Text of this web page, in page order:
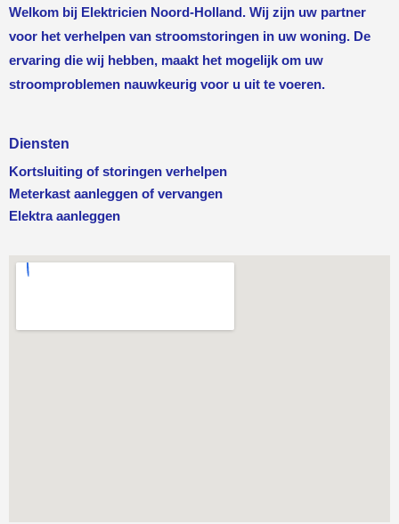
Welkom bij Elektricien Noord-Holland. Wij zijn uw partner
voor het verhelpen van stroomstoringen in uw woning. De
ervaring die wij hebben, maakt het mogelijk om uw
stroomproblemen nauwkeurig voor u uit te voeren.
Diensten
Kortsluiting of storingen verhelpen
Meterkast aanleggen of vervangen
Elektra aanleggen